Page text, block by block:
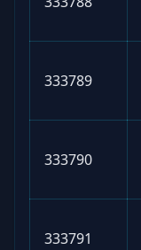
333789
333790
333791